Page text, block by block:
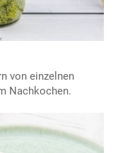
von einzelnen
Nachkochen.